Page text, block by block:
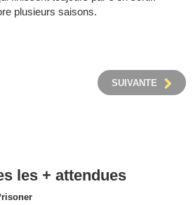
plusieurs saisons.
SUIVANTE
les + attendues